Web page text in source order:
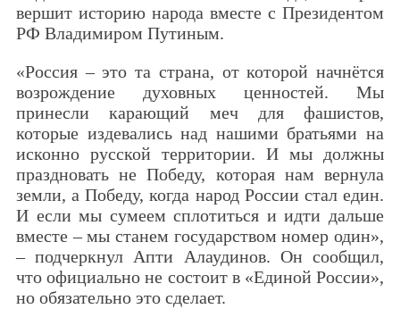
вершит историю народа вместе с Президентом
РФ Владимиром Путиным.
«Россия – это та страна, от которой начнётся
возрождение духовных ценностей. Мы
принесли карающий меч для фашистов,
которые издевались над нашими братьями на
исконно русской территории. И мы должны
праздновать не Победу, которая нам вернула
земли, а Победу, когда народ России стал един.
И если мы сумеем сплотиться и идти дальше
вместе – мы станем государством номер один»,
– подчеркнул Апти Алаудинов. Он сообщил,
что официально не состоит в «Единой России»,
но обязательно это сделает.